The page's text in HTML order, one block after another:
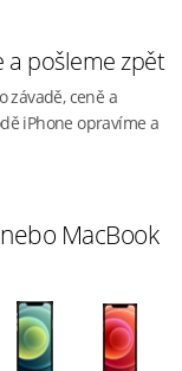
pošleme zpět
závadě, ceně a
iPhone opravíme a
MacBook